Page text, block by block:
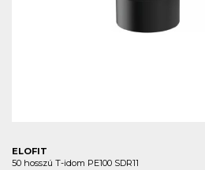
ELOFIT
50 hosszú T-idom PE100 SDR11